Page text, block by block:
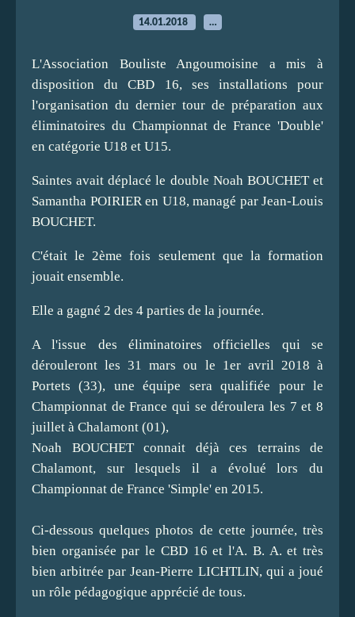
14.01.2018 …
L'Association Bouliste Angoumoisine a mis à
disposition du CBD 16, ses installations pour
l'organisation du dernier tour de préparation aux
éliminatoires du Championnat de France 'Double'
en catégorie U18 et U15.
Saintes avait déplacé le double Noah BOUCHET et
Samantha POIRIER en U18, managé par Jean-Louis
BOUCHET.
C'était le 2ème fois seulement que la formation
jouait ensemble.
Elle a gagné 2 des 4 parties de la journée.
A l'issue des éliminatoires officielles qui se
dérouleront les 31 mars ou le 1er avril 2018 à
Portets (33), une équipe sera qualifiée pour le
Championnat de France qui se déroulera les 7 et 8
juillet à Chalamont (01),
Noah BOUCHET connait déjà ces terrains de
Chalamont, sur lesquels il a évolué lors du
Championnat de France 'Simple' en 2015.
Ci-dessous quelques photos de cette journée, très
bien organisée par le CBD 16 et l'A. B. A. et très
bien arbitrée par Jean-Pierre LICHTLIN, qui a joué
un rôle pédagogique apprécié de tous.